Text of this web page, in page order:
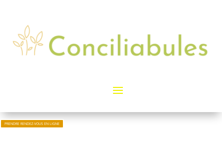
PRENDRE RENDEZ-VOUS EN LIGNE